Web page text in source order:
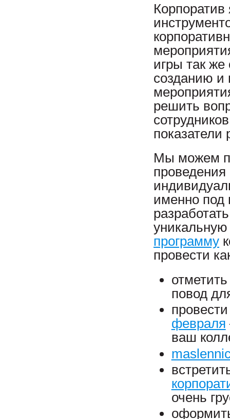
игры так же
созданию и
решить
показатели
Мы можем
проведения
именно
программу
провести
повод
февраля
ваш
очень